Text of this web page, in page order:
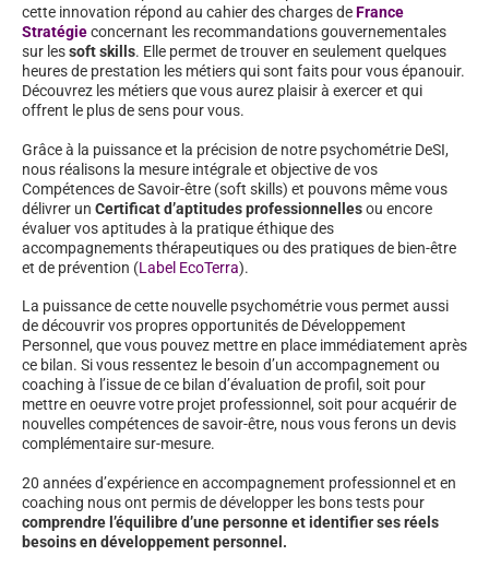
cette innovation répond au cahier des charges deFrance
Stratégieconcernant les recommandations gouvernementales
sur lessoft skills. Elle permet de trouver en seulement quelques
heures de prestation les métiers qui sont faits pour vous épanouir.
Découvrez les métiers que vous aurez plaisir à exercer et qui
offrent le plus de sens pour vous.
Grâce à la puissance et la précision de notre psychométrie DeSI,
nous réalisons la mesure intégrale et objective de vos
Compétences de Savoir-être (soft skills) et pouvons même vous
délivrer un Certificat d’aptitudes professionnellesou encore
évaluer vos aptitudes à la pratique éthique des
accompagnements thérapeutiques ou des pratiques de bien-être
et de prévention (Label EcoTerra).
La puissance de cette nouvelle psychométrie vous permet aussi
de découvrir vos propres opportunités de Développement
Personnel, que vous pouvez mettre en place immédiatement après
ce bilan. Si vous ressentez le besoin d’un accompagnement ou
coaching à l’issue de ce bilan d’évaluation de profil, soit pour
mettre en oeuvre votre projet professionnel, soit pour acquérir de
nouvelles compétences de savoir-être, nous vous ferons un devis
complémentaire sur-mesure.
20 années d’expérience en accompagnement professionnel et en
coaching nous ont permis de développer les bons tests pour
comprendre l’équilibre d’une personne et identifier ses réels
besoins en développement personnel.